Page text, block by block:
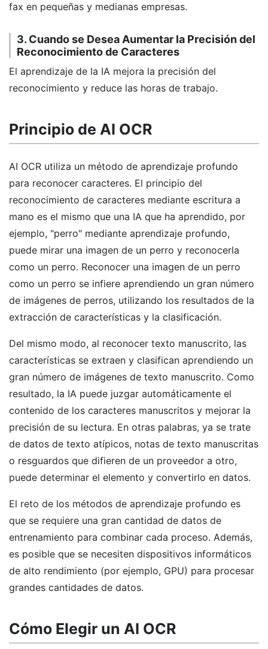
fax en pequeñas y medianas empresas.
3. Cuando se Desea Aumentar la Precisión del
Reconocimiento de Caracteres
El aprendizaje de la IA mejora la precisión del
reconocimiento y reduce las horas de trabajo.
Principio de AI OCR
AI OCR utiliza un método de aprendizaje profundo
para reconocer caracteres. El principio del
reconocimiento de caracteres mediante escritura a
mano es el mismo que una IA que ha aprendido, por
ejemplo, "perro" mediante aprendizaje profundo,
puede mirar una imagen de un perro y reconocerla
como un perro. Reconocer una imagen de un perro
como un perro se infiere aprendiendo un gran número
de imágenes de perros, utilizando los resultados de la
extracción de características y la clasificación.
Del mismo modo, al reconocer texto manuscrito, las
características se extraen y clasifican aprendiendo un
gran número de imágenes de texto manuscrito. Como
resultado, la IA puede juzgar automáticamente el
contenido de los caracteres manuscritos y mejorar la
precisión de su lectura. En otras palabras, ya se trate
de datos de texto atípicos, notas de texto manuscritas
o resguardos que difieren de un proveedor a otro,
puede determinar el elemento y convertirlo en datos.
El reto de los métodos de aprendizaje profundo es
que se requiere una gran cantidad de datos de
entrenamiento para combinar cada proceso. Además,
es posible que se necesiten dispositivos informáticos
de alto rendimiento (por ejemplo, GPU) para procesar
grandes cantidades de datos.
Cómo Elegir un AI OCR